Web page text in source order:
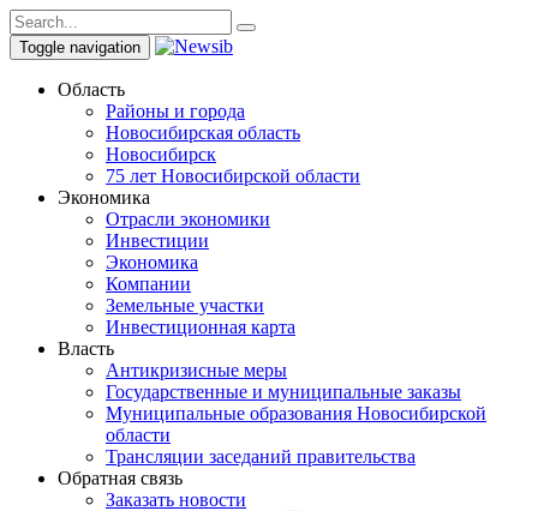
Toggle navigation
Область
Районы и города
Новосибирская область
Новосибирск
75 лет Новосибирской области
Экономика
Отрасли экономики
Инвестиции
Экономика
Компании
Земельные участки
Инвестиционная карта
Власть
Антикризисные меры
Государственные и муниципальные заказы
Муниципальные образования Новосибирской
области
Трансляции заседаний правительства
Обратная связь
Заказать новости